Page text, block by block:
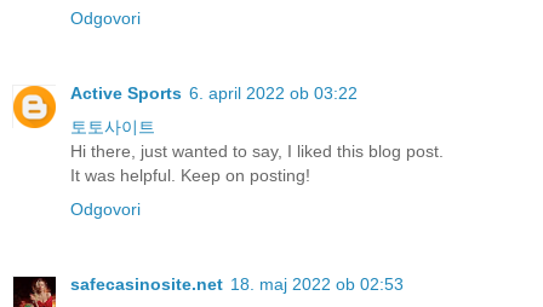
Odgovori
Active Sports 6. april 2022 ob 03:22
토토사이트
Hi there, just wanted to say, I liked this blog post.
It was helpful. Keep on posting!
Odgovori
safecasinosite.net 18. maj 2022 ob 02:53